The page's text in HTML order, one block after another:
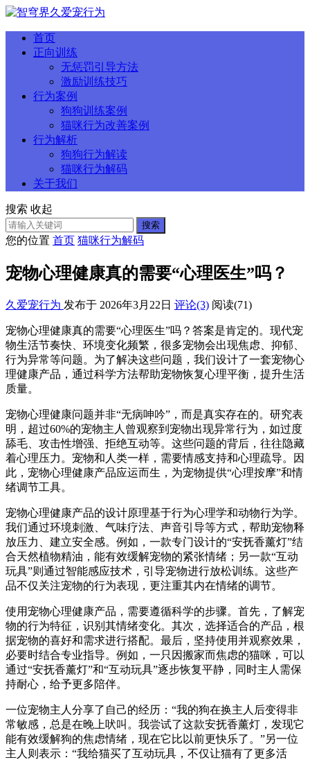
首页
正向训练
无惩罚引导方法
激励训练技巧
行为案例
狗狗训练案例
猫咪行为改善案例
行为解析
狗狗行为解读
猫咪行为解码
关于我们
搜索 收起
搜索
您的位置 首页 猫咪行为解码
宠物心理健康真的需要“心理医生”吗？
久爱宠行为 发布于 2026年3月22日 评论(3) 阅读(71)
宠物心理健康真的需要“心理医生”吗？答案是肯定的。现代宠
物生活节奏快、环境变化频繁，很多宠物会出现焦虑、抑郁、
行为异常等问题。为了解决这些问题，我们设计了一套宠物心
理健康产品，通过科学方法帮助宠物恢复心理平衡，提升生活
质量。
宠物心理健康问题并非“无病呻吟”，而是真实存在的。研究表
明，超过60%的宠物主人曾观察到宠物出现异常行为，如过度
舔毛、攻击性增强、拒绝互动等。这些问题的背后，往往隐藏
着心理压力。宠物和人类一样，需要情感支持和心理疏导。因
此，宠物心理健康产品应运而生，为宠物提供“心理按摩”和情
绪调节工具。
宠物心理健康产品的设计原理基于行为心理学和动物行为学。
我们通过环境刺激、气味疗法、声音引导等方式，帮助宠物释
放压力、建立安全感。例如，一款专门设计的“安抚香薰灯”结
合天然植物精油，能有效缓解宠物的紧张情绪；另一款“互动
玩具”则通过智能感应技术，引导宠物进行放松训练。这些产
品不仅关注宠物的行为表现，更注重其内在情绪的调节。
使用宠物心理健康产品，需要遵循科学的步骤。首先，了解宠
物的行为特征，识别其情绪变化。其次，选择适合的产品，根
据宠物的喜好和需求进行搭配。最后，坚持使用并观察效果，
必要时结合专业指导。例如，一只因搬家而焦虑的猫咪，可以
通过“安抚香薰灯”和“互动玩具”逐步恢复平静，同时主人需保
持耐心，给予更多陪伴。
一位宠物主人分享了自己的经历：“我的狗在换主人后变得非
常敏感，总是在晚上吠叫。我尝试了这款安抚香薰灯，发现它
能有效缓解狗的焦虑情绪，现在它比以前更快乐了。”另一位
主人则表示：“我给猫买了互动玩具，不仅让猫有了更多活